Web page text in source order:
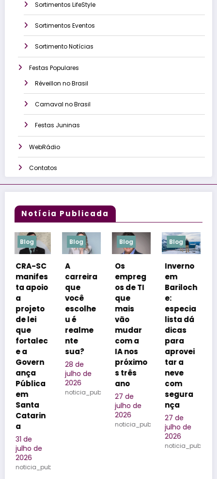
Sortimentos LifeStyle
Sortimentos Eventos
Sortimento Notícias
Festas Populares
Réveillon no Brasil
Carnaval no Brasil
Festas Juninas
WebRádio
Contatos
Notícia Publicada
Blog
A
carreira
que
você
escolhe
u é
realme
nte
sua?
28 de
julho de
2026
noticia_publicada
Blog
Os
empreg
os de TI
que
mais
vão
mudar
com a
IA nos
próximo
s três
ano
27 de
noticia_publicada
Blog
Inverno
em
Bariloch
e:
especia
lista dá
dicas
para
aprovei
tar a
neve
com
segura
nça
27 de
julho de
noticia_publicada
Blog
Congre
sso
coloca
Florianó
polis na
vitrine
dos
realizad
ores de
eventos
do
Brasil
25 de
julho de
2026